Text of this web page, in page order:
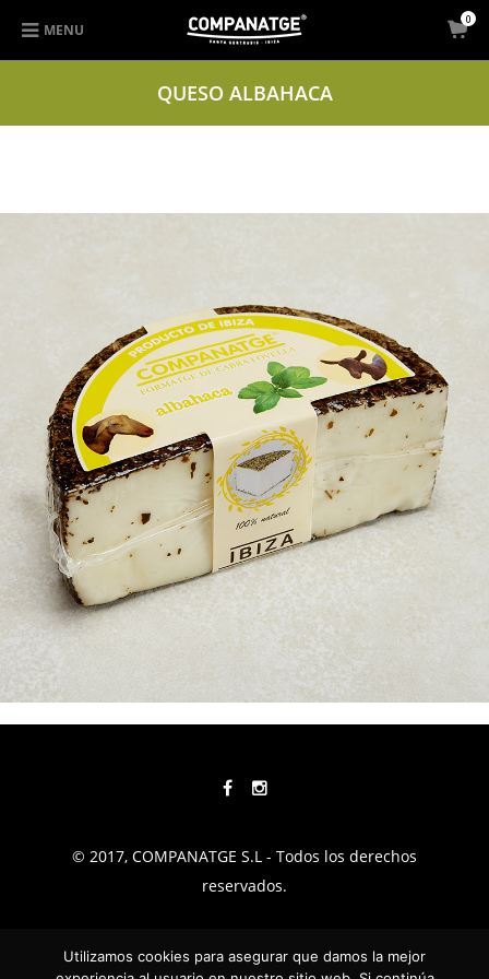
MENU
0
QUESO ALBAHACA
© 2017, COMPANATGE S.L - Todos los derechos
reservados.
TÉRMINOS Y CONDICIONES
Utilizamos cookies para asegurar que damos la mejor